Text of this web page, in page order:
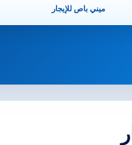
ميني باص للإيجار